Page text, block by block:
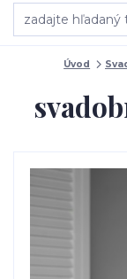
Úvod